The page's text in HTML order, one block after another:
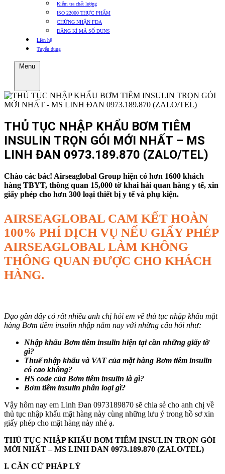
Kiểm tra chất lượng
ISO 22000 THỰC PHẨM
CHỨNG NHẬN FDA
ĐĂNG KÍ MÃ SỐ DUNS
Liên hệ
Tuyển dụng
Menu
THỦ TỤC NHẬP KHẨU BƠM TIÊM
INSULIN TRỌN GÓI MỚI NHẤT – MS
LINH ĐAN 0973.189.870 (ZALO/TEL)
Chào các bác! Airseaglobal Group hiện có hơn 1600 khách
hàng TBYT, thông quan 15,000 tờ khai hải quan hàng y tế, xin
giấy phép cho hơn 300 loại thiết bị y tế và phụ kiện.
AIRSEAGLOBAL CAM KẾT HOÀN
100% PHÍ DỊCH VỤ NẾU GIẤY PHÉP
AIRSEAGLOBAL LÀM KHÔNG
THÔNG QUAN ĐƯỢC CHO KHÁCH
HÀNG.
Dạo gần đây có rất nhiều anh chị hỏi em về thủ tục nhập khẩu mặt
hàng Bơm tiêm insulin nhập năm nay với những câu hỏi như:
Nhập khẩu Bơm tiêm insulin hiện tại cần những giấy tờ
gì?
Thuế nhập khẩu và VAT của mặt hàng Bơm tiêm insulin
có cao không?
HS code của Bơm tiêm insulin là gì?
Bơm tiêm insulin phân loại gì?
Vậy hôm nay em Linh Đan 0973189870 sẽ chia sẻ cho anh chị về
thủ tục nhập khẩu mặt hàng này cùng những lưu ý trong hồ sơ xin
giấy phép cho mặt hàng này nhé ạ.
THỦ TỤC NHẬP KHẨU BƠM TIÊM INSULIN TRỌN GÓI
MỚI NHẤT – MS LINH ĐAN 0973.189.870 (ZALO/TEL)
I. CĂN CỨ PHÁP LÝ